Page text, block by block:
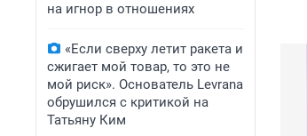
на игнор в отношениях
«Если сверху летит ракета и
сжигает мой товар, то это не
мой риск». Основатель Levrana
обрушился с критикой на
Татьяну Ким